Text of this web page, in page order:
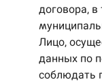
договора, в
Лицо,
данных по
соблюдать